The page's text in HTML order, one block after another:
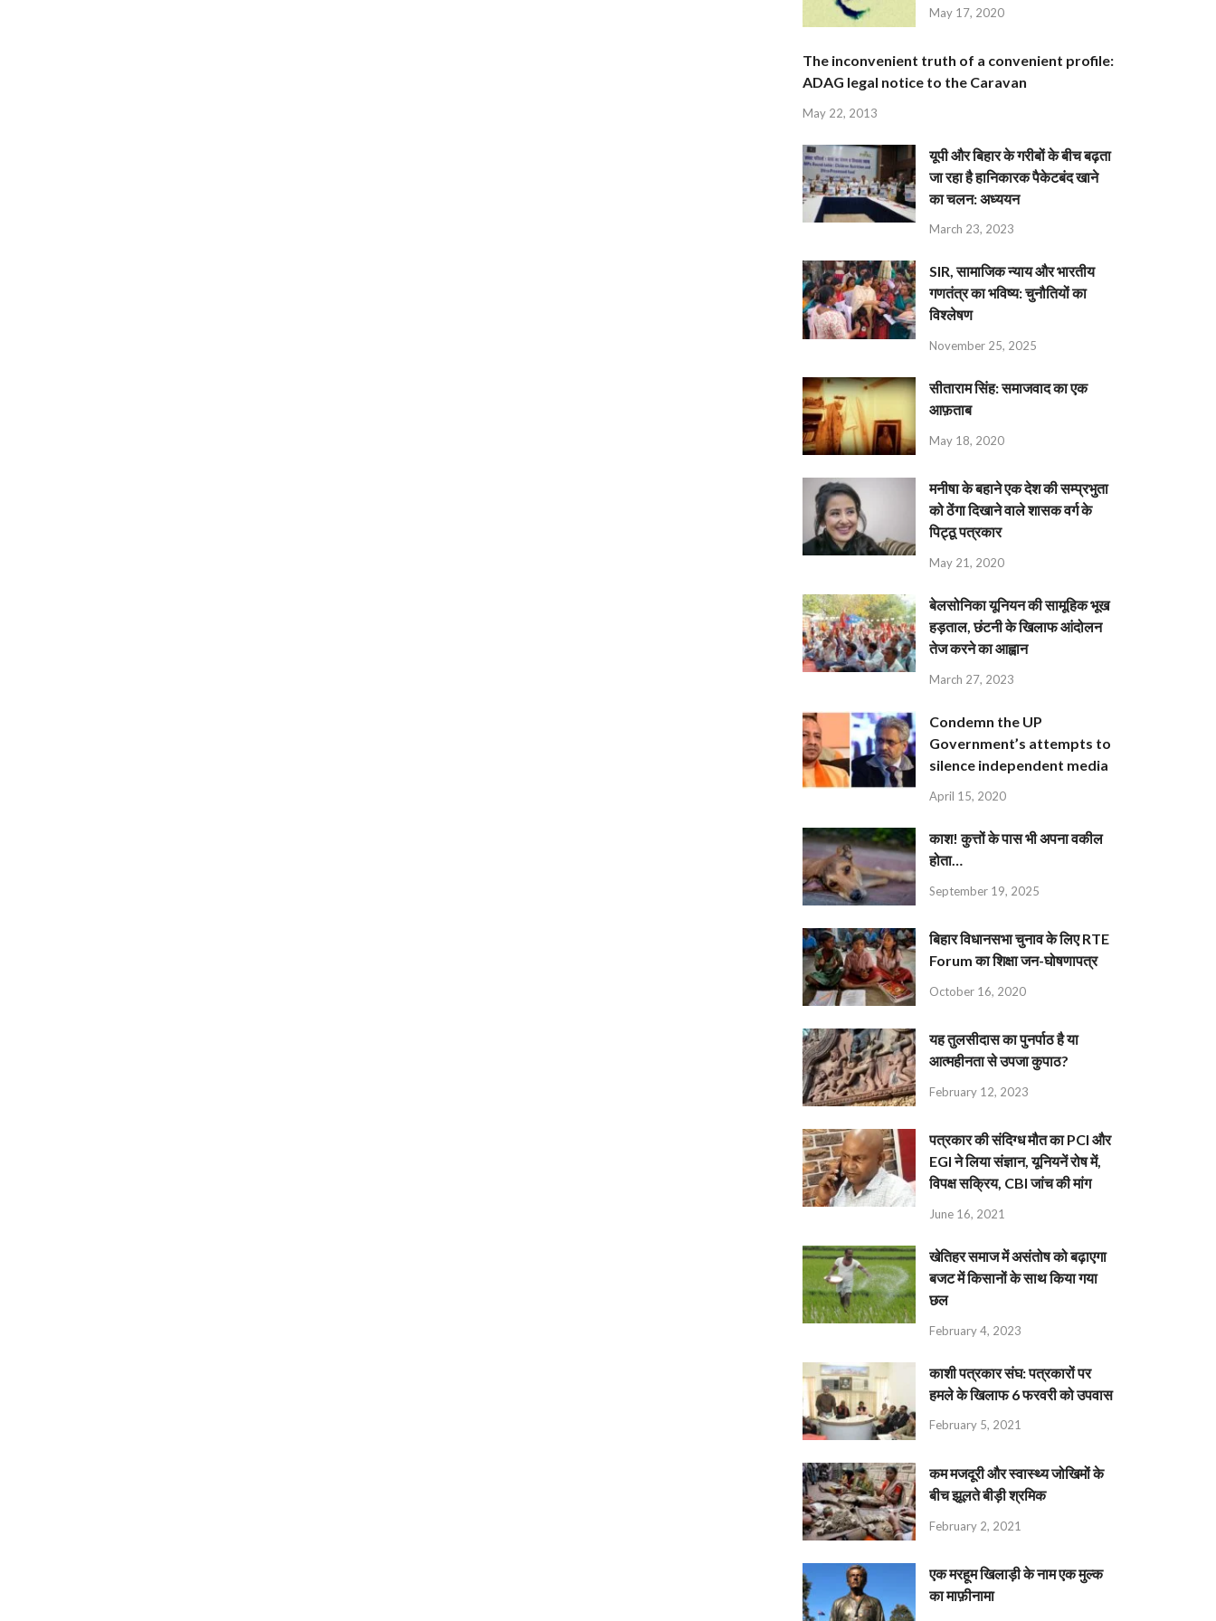
May 17, 2020
The inconvenient truth of a convenient profile:
ADAG legal notice to the Caravan
May 22, 2013
यूपी और बिहार के गरीबों के बीच बढ़ता
जा रहा है हानिकारक पैकेटबंद खाने
का चलन: अध्ययन
March 23, 2023
SIR, सामाजिक न्याय और भारतीय
गणतंत्र का भविष्य: चुनौतियों का
विश्लेषण
November 25, 2025
सीताराम सिंह: समाजवाद का एक
आफ़ताब
May 18, 2020
मनीषा के बहाने एक देश की सम्प्रभुता
को ठेंगा दिखाने वाले शासक वर्ग के
पिट्ठू पत्रकार
May 21, 2020
बेलसोनिका यूनियन की सामूहिक भूख
हड़ताल, छंटनी के खिलाफ आंदोलन
तेज करने का आह्वान
March 27, 2023
Condemn the UP
Government’s attempts to
silence independent media
April 15, 2020
काश! कुत्तों के पास भी अपना वकील
होता…
September 19, 2025
बिहार विधानसभा चुनाव के लिए RTE
Forum का शिक्षा जन-घोषणापत्र
October 16, 2020
यह तुलसीदास का पुनर्पाठ है या
आत्महीनता से उपजा कुपाठ?
February 12, 2023
पत्रकार की संदिग्ध मौत का PCI और
EGI ने लिया संज्ञान, यूनियनें रोष में,
विपक्ष सक्रिय, CBI जांच की मांग
June 16, 2021
खेतिहर समाज में असंतोष को बढ़ाएगा
बजट में किसानों के साथ किया गया
छल
February 4, 2023
काशी पत्रकार संघ: पत्रकारों पर
हमले के खिलाफ 6 फरवरी को उपवास
February 5, 2021
कम मजदूरी और स्वास्थ्य जोखिमों के
बीच झूलते बीड़ी श्रमिक
February 2, 2021
एक मरहूम खिलाड़ी के नाम एक मुल्क
का माफ़ीनामा